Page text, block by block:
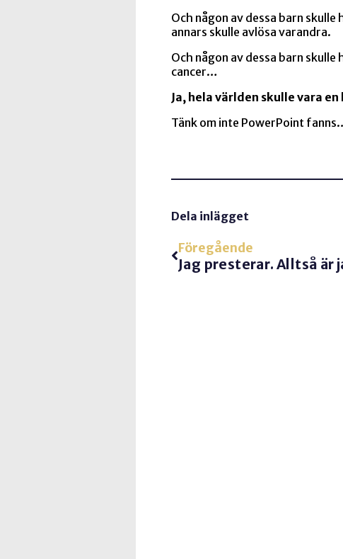
Och någon av dessa barn skulle
annars skulle avlösa varandra.
Och någon av dessa barn skulle
cancer…
Ja, hela världen skulle vara
Tänk om inte PowerPoint
Dela inlägget
Föregående